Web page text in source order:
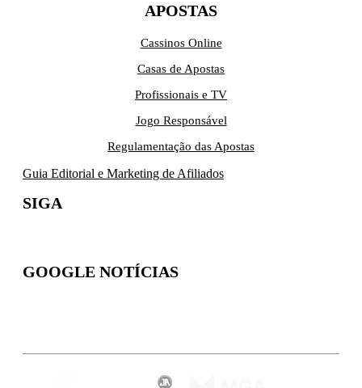
APOSTAS
Cassinos Online
Casas de Apostas
Profissionais e TV
Jogo Responsável
Regulamentação das Apostas
Guia Editorial e Marketing de Afiliados
SIGA
GOOGLE NOTÍCIAS